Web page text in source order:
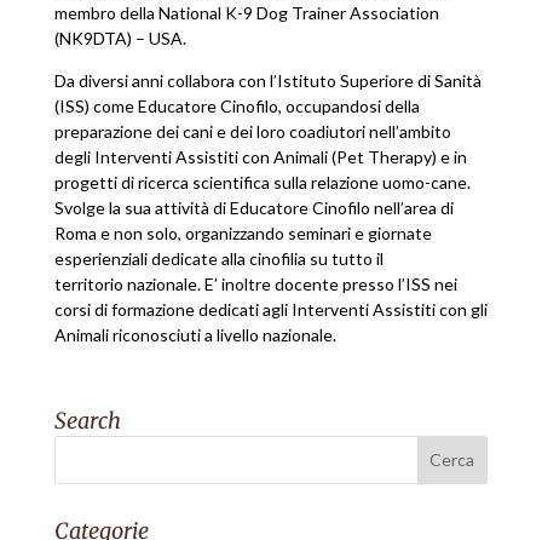
membro della National K-9 Dog Trainer Association
(NK9DTA) – USA.
Da diversi anni collabora con l’Istituto Superiore di Sanità
(ISS) come Educatore Cinofilo, occupandosi della
preparazione dei cani e dei loro coadiutori nell’ambito
degli Interventi Assistiti con Animali (Pet Therapy) e in
progetti di ricerca scientifica sulla relazione uomo-cane.
Svolge la sua attività di Educatore Cinofilo nell’area di
Roma e non solo, organizzando seminari e giornate
esperienziali dedicate alla cinofilia su tutto il
territorio nazionale. E’ inoltre docente presso l’ISS nei
corsi di formazione dedicati agli Interventi Assistiti con gli
Animali riconosciuti a livello nazionale.
Search
Categorie